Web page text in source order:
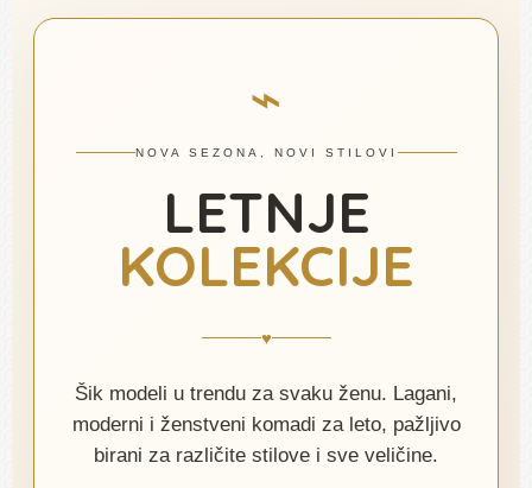
⌁
NOVA SEZONA, NOVI STILOVI
LETNJE
KOLEKCIJE
♥
Šik modeli u trendu za svaku ženu. Lagani,
moderni i ženstveni komadi za leto, pažljivo
birani za različite stilove i sve veličine.